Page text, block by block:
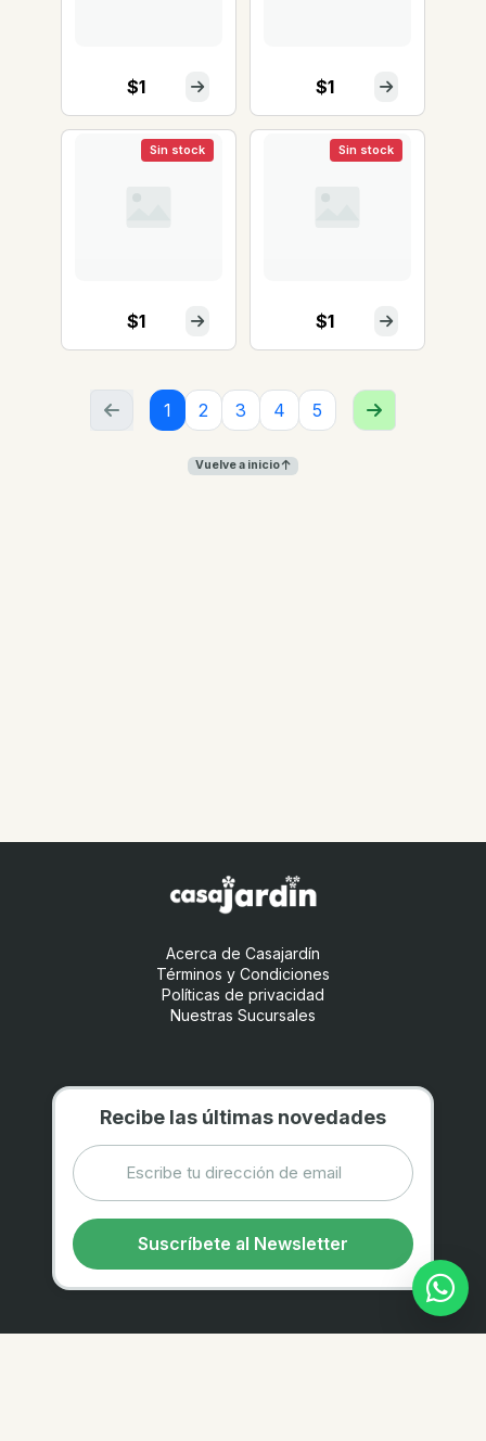
$1 $1
Sin stock
$1
Sin stock
$1
1 2 3 4 5
Vuelve a inicio
Acerca de Casajardín
Términos y Condiciones
Políticas de privacidad
Nuestras Sucursales
Recibe las últimas novedades
Suscríbete al Newsletter